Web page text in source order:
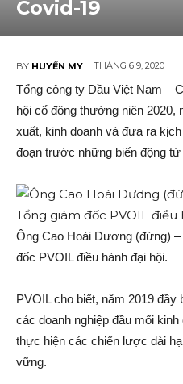
Covid-19
BY HUYỀN MY THÁNG 6 9, 2020
Tổng công ty Dầu Việt Nam –
hội cổ đông thường niên 2020,
xuất, kinh doanh và đưa ra
đoạn trước những biến động từ
Ông Cao Hoài Dương (đứng)
đốc PVOIL điều hành đại hội.
PVOIL cho biết, năm 2019
các doanh nghiệp đầu mối
thực hiện các chiến lược dài
vững.